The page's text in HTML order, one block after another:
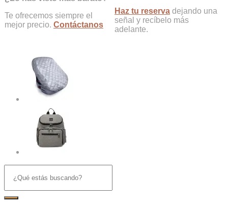
0/1
[Exposición]
cantidad
Te ofrecemos siempre el
mejor precio. Contáctanos
Haz tu reserva dejando una
señal y recíbelo más
adelante.